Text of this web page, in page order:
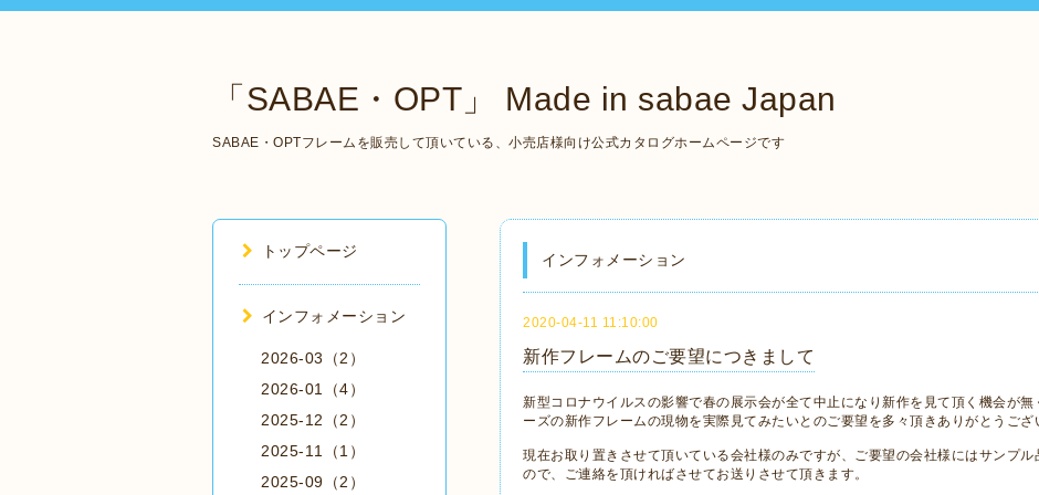
「SABAE・OPT」 Made in sabae Japan
SABAE・OPTフレームを販売して頂いている、小売店様向け公式カタログホームページです
インフォメーション
2020-04-11 11:10:00
新作フレームのご要望につきまして
新型コロナウイルスの影響で春の展示会が全て中止になり新作を見て頂く機会が無
ーズの新作フレームの現物を実際見てみたいとのご要望を多々頂きありがとうござ
現在お取り置きさせて頂いている会社様のみですが、ご要望の会社様にはサンプ
ので、ご連絡を頂ければさせてお送りさせて頂きます。
トップページ
インフォメーション
2026-03（2）
2026-01（4）
2025-12（2）
2025-11（1）
2025-09（2）